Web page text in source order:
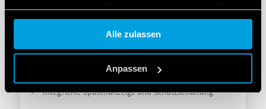
gesammelt haben.
Cookie policy.
Alle zulassen
Anpassen
TYP 38.61 - RELAIS-
SCHNITTSTELLENMODULE
Integrierte Spulenanzeige und Schutzschaltung